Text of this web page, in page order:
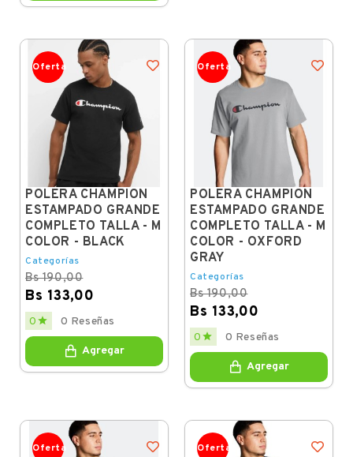
Oferta
POLERA CHAMPION
ESTAMPADO GRANDE
COMPLETO TALLA - M
COLOR - BLACK
Categorías
Bs 190,00
Bs 133,00
Regular
price
Price
0  0 Reseñas
Agregar
Oferta
POLERA CHAMPION
ESTAMPADO GRANDE
COMPLETO TALLA - M
COLOR - OXFORD
GRAY
Categorías
Bs 190,00
Bs 133,00
Regular
price
Price
0  0 Reseñas
Agregar
Oferta Oferta